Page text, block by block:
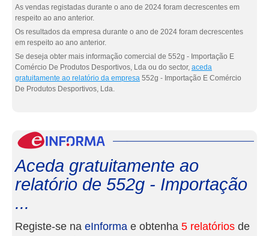
As vendas registadas durante o ano de 2024 foram decrescentes em
respeito ao ano anterior.
Os resultados da empresa durante o ano de 2024 foram decrescentes
em respeito ao ano anterior.
Se deseja obter mais informação comercial de 552g - Importação E
Comércio De Produtos Desportivos, Lda ou do sector, aceda
gratuitamente ao relatório da empresa 552g - Importação E Comércio
De Produtos Desportivos, Lda.
Aceda gratuitamente ao
relatório de 552g - Importação
...
Registe-se na eInforma e obtenha 5 relatórios de